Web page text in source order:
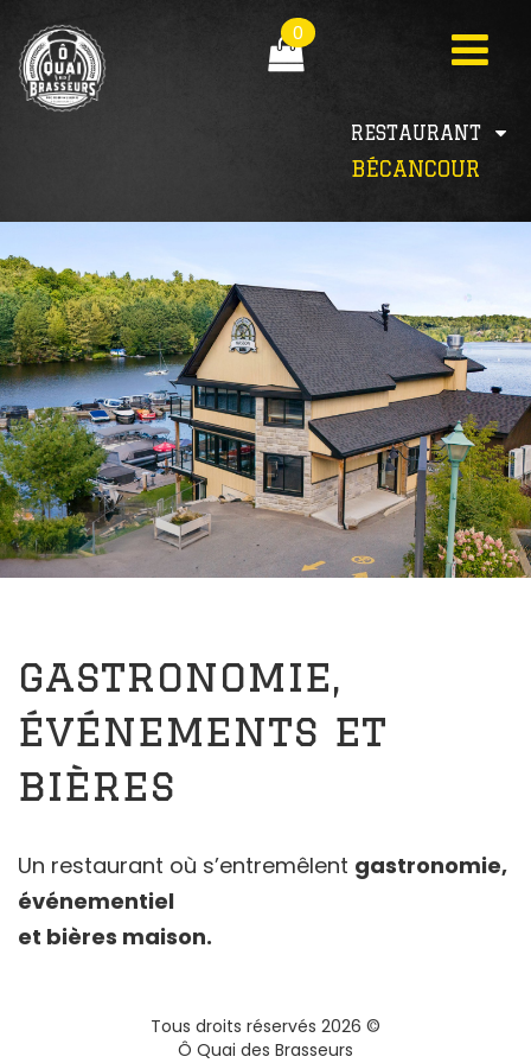
RESTAURANT
BÉCANCOUR
0
gastronomie,
événements et
bières
Un restaurant où s’entremêlent gastronomie,
événementiel
et bières maison.
Tous droits réservés 2026 ©
Ô Quai des Brasseurs